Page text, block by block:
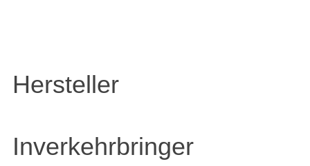
Hersteller
Inverkehrbringer